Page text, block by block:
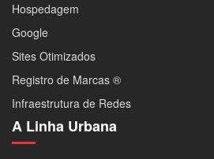
Hospedagem
Google
Sites Otimizados
Registro de Marcas ®
Infraestrutura de Redes
A Linha Urbana